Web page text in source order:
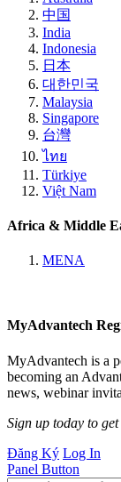
中国
India
Indonesia
日本
대한민국
Malaysia
Singapore
台灣
ไทย
Türkiye
Việt Nam
Africa & Middle
MENA
MyAdvantech
MyAdvantech is a
becoming an
news, webinar
Sign up today to
Đăng Ký Log In
Panel Button